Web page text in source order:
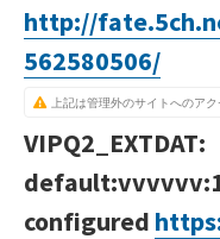
http://
562580506/
上記は管理外のサイトへのアク
VIPQ2_EXTDAT:
configured